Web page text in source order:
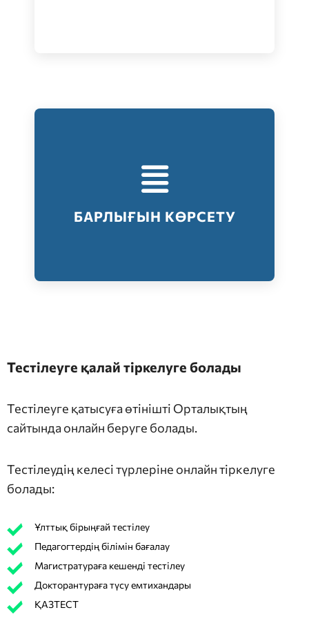
БАРЛЫҒЫН КӨРСЕТУ
Тестілеудің барлық түрлері
Барлығын көрсету
Тестілеуге қалай тіркелуге болады
Тестілеуге қатысуға өтінішті Орталықтың
сайтында онлайн беруге болады.
Тестілеудің келесі түрлеріне онлайн тіркелуге
болады:
Ұлттық бірыңғай тестілеу
Педагогтердің білімін бағалау
Магистратураға кешенді тестілеу
Докторантураға түсу емтихандары
ҚАЗТЕСТ